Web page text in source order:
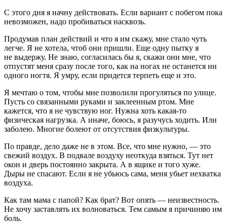
С этого дня я начну действовать. Если вариант с побегом пока
невозможен, надо пробиваться насквозь.
Продумав план действий и что я им скажу, мне стало чуть
легче. Я не хотела, чтоб они пришли. Еще одну пытку я
не выдержу. Не знаю, согласилась бы я, скажи они мне, что
отпустят меня сразу после того, как на ногах не останется ни
одного ногтя. Я умру, если придется терпеть еще и это.
Я мечтаю о том, чтобы мне позволили прогуляться по улице.
Пусть со связанными руками и заклеенным ртом. Мне
кажется, что я не чувствую ног. Нужна хоть какая-то
физическая нагрузка. А иначе, боюсь, я разучусь ходить. Или
заболею. Многие болеют от отсутствия физкультуры.
По правде, дело даже не в этом. Все, что мне нужно, — это
свежий воздух. В подвале воздуху неоткуда взяться. Тут нет
окон и дверь постоянно закрыта. А в ящике и того хуже.
Дыры не спасают. Если я не убьюсь сама, меня убьет нехватка
воздуха.
Как там мама с папой? Как брат? Вот опять — неизвестность.
Не хочу заставлять их волноваться. Тем самым я причиняю им
боль.